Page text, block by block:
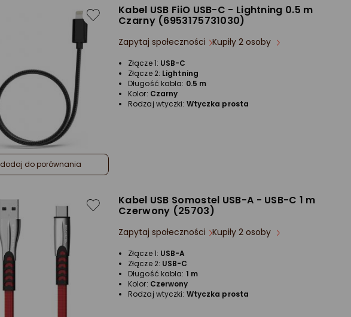
dodaj do porównania
Kabel USB FiiO USB-C - Lightning 0.5 m
Czarny (6953175731030)
Zapytaj społeczności Kupiły 2 osoby
Złącze 1: USB-C
Złącze 2: Lightning
Długość kabla: 0.5 m
Kolor: Czarny
Rodzaj wtyczki: Wtyczka prosta
Kabel USB Somostel USB-A - USB-C 1 m
Czerwony (25703)
Zapytaj społeczności Kupiły 2 osoby
Złącze 1: USB-A
Złącze 2: USB-C
Długość kabla: 1 m
Kolor: Czerwony
Rodzaj wtyczki: Wtyczka prosta